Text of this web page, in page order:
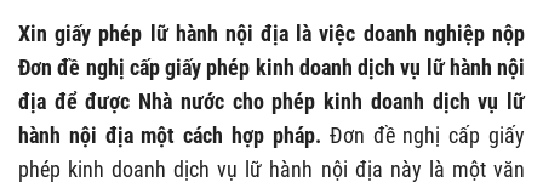
Xin giấy phép lữ hành nội địa là việc doanh nghiệp nộp
Đơn đề nghị cấp giấy phép kinh doanh dịch vụ lữ hành nội
địa để được Nhà nước cho phép kinh doanh dịch vụ lữ
hành nội địa một cách hợp pháp. Đơn đề nghị cấp giấy
phép kinh doanh dịch vụ lữ hành nội địa này là một văn